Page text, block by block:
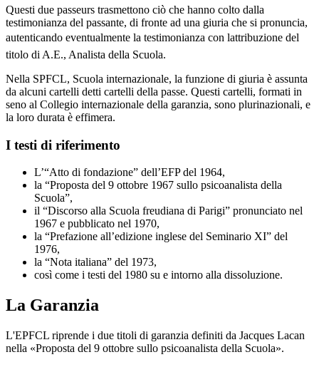
Questi due passeurs trasmettono ciò che hanno colto dalla
testimonianza del passante, di fronte ad una giuria che si pronuncia,
autenticando eventualmente la testimonianza con lattribuzione del
titolo di A.E., Analista della Scuola.
Nella SPFCL, Scuola internazionale, la funzione di giuria è assunta
da alcuni cartelli detti cartelli della passe. Questi cartelli, formati in
seno al Collegio internazionale della garanzia, sono plurinazionali, e
la loro durata è effimera.
I testi di riferimento
L’“Atto di fondazione” dell’EFP del 1964,
la “Proposta del 9 ottobre 1967 sullo psicoanalista della
Scuola”,
il “Discorso alla Scuola freudiana di Parigi” pronunciato nel
1967 e pubblicato nel 1970,
la “Prefazione all’edizione inglese del Seminario XI” del
1976,
la “Nota italiana” del 1973,
così come i testi del 1980 su e intorno alla dissoluzione.
La Garanzia
L'EPFCL riprende i due titoli di garanzia definiti da Jacques Lacan
nella «Proposta del 9 ottobre sullo psicoanalista della Scuola».